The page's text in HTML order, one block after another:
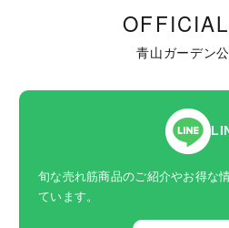
青山ガーデン
旬な売れ筋商品のご紹介やお得な
ています。